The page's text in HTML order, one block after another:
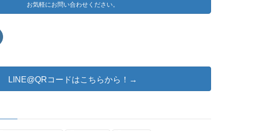
お気軽にお問い合わせください。
LINE@QRコードはこちらから！→